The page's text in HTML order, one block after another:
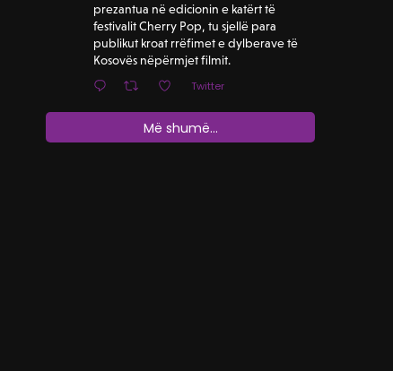
prezantua në edicionin e katërt të
festivalit Cherry Pop, tu sjellë para
publikut kroat rrëfimet e dylberave të
Kosovës nëpërmjet filmit.
Twitter
Më shumë...